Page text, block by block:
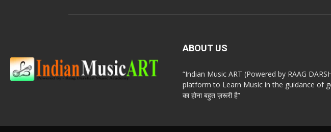
ABOUT US
“Indian Music ART (Powered by RAAG
platform to Learn Music in the guidance of
का होना बहुत ज़रूरी है”